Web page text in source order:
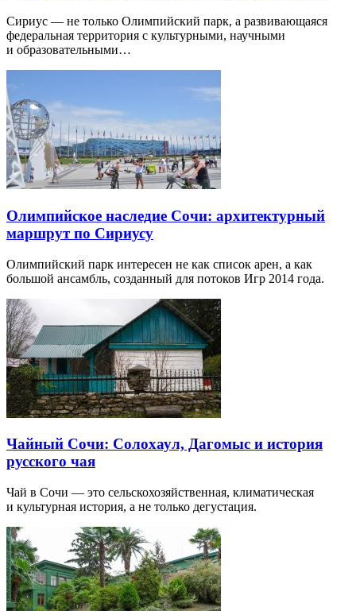
Сириус — не только Олимпийский парк, а развивающаяся
федеральная территория с культурными, научными
и образовательными…
Олимпийское наследие Сочи: архитектурный
маршрут по Сириусу
Олимпийский парк интересен не как список арен, а как
большой ансамбль, созданный для потоков Игр 2014 года.
Чайный Сочи: Солохаул, Дагомыс и история
русского чая
Чай в Сочи — это сельскохозяйственная, климатическая
и культурная история, а не только дегустация.